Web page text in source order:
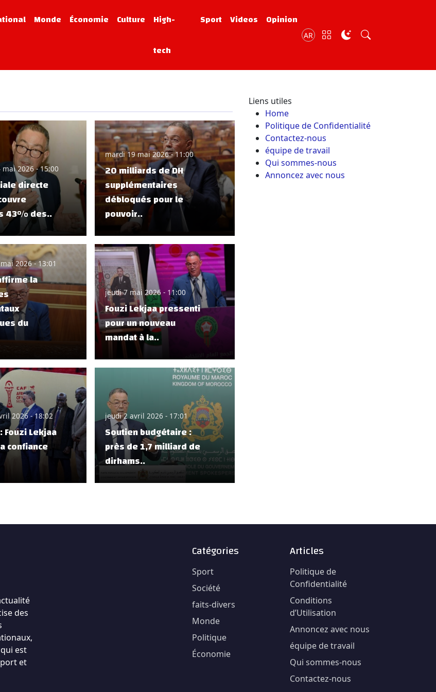
Monde Économie Culture High-
tech
Sport Videos Opinion
AR
2026 - 15:00
directe
43% des..
mardi 19 mai 2026 - 11:00
20 milliards de DH
supplémentaires
débloqués pour le
pouvoir..
2026 - 13:01
la
du
jeudi 7 mai 2026 - 11:00
Fouzi Lekjaa pressenti
pour un nouveau
mandat à la..
2026 - 18:02
Fouzi Lekjaa
confiance
jeudi 2 avril 2026 - 17:01
Soutien budgétaire :
près de 1,7 milliard de
dirhams..
Liens utiles
Home
Politique de Confidentialité
Contactez-nous
équipe de travail
Qui sommes-nous
Annoncez avec nous
des
est
et
Catégories
Sport
Société
faits-divers
Monde
Politique
Économie
Articles
Politique de
Confidentialité
Conditions
d’Utilisation
Annoncez avec nous
équipe de travail
Qui sommes-nous
Contactez-nous